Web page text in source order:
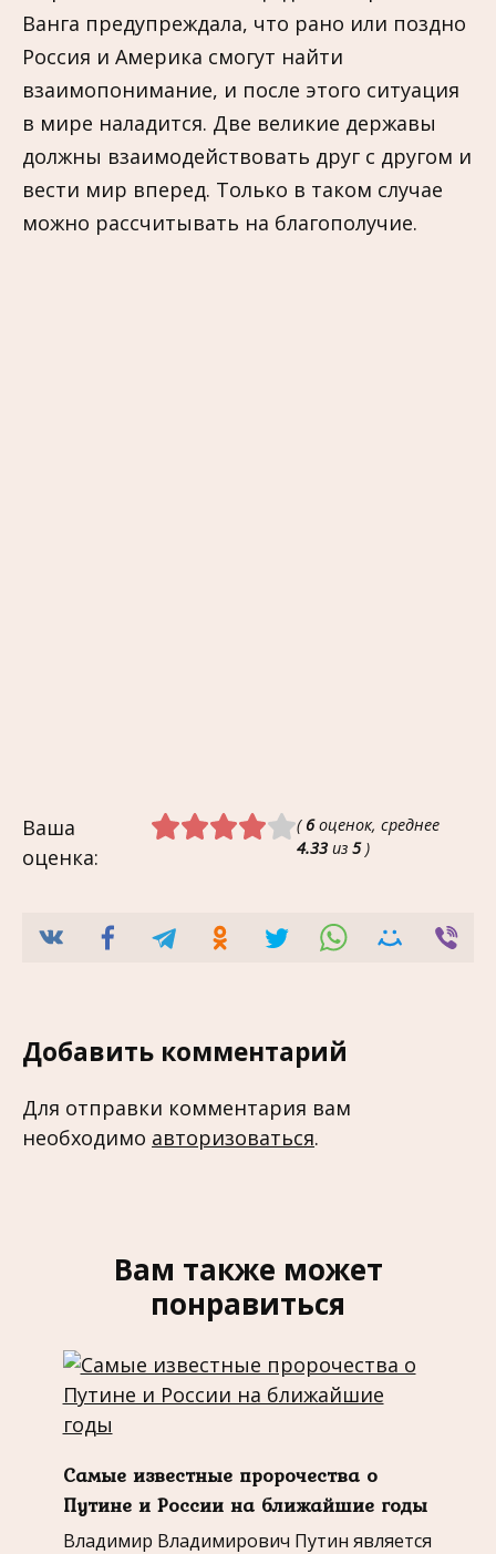
Ванга предупреждала, что рано или поздно
Россия и Америка смогут найти
взаимопонимание, и после этого ситуация
в мире наладится. Две великие державы
должны взаимодействовать друг с другом и
вести мир вперед. Только в таком случае
можно рассчитывать на благополучие.
Ваша
оценка:
( 6оценок, среднее
4.33из 5)
Добавить комментарий
Для отправки комментария вам
необходимо авторизоваться.
Вам также может
понравиться
Самые известные пророчества о
Путине и России на ближайшие годы
Владимир Владимирович Путин является